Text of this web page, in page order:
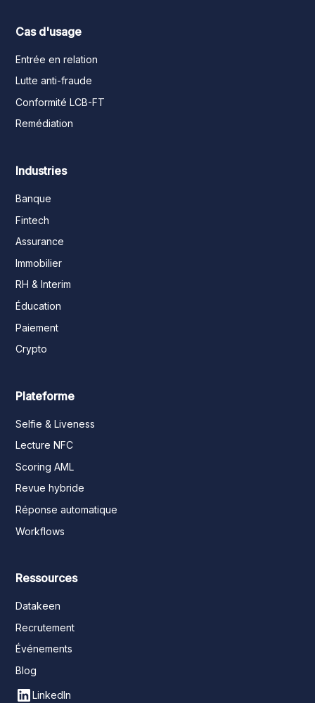
Cas d'usage
Entrée en relation
Lutte anti-fraude
Conformité LCB-FT
Remédiation
Industries
Banque
Fintech
Assurance
Immobilier
RH & Interim
Éducation
Paiement
Crypto
Plateforme
Selfie & Liveness
Lecture NFC
Scoring AML
Revue hybride
Réponse automatique
Workflows
Ressources
Datakeen
Recrutement
Événements
Blog
LinkedIn